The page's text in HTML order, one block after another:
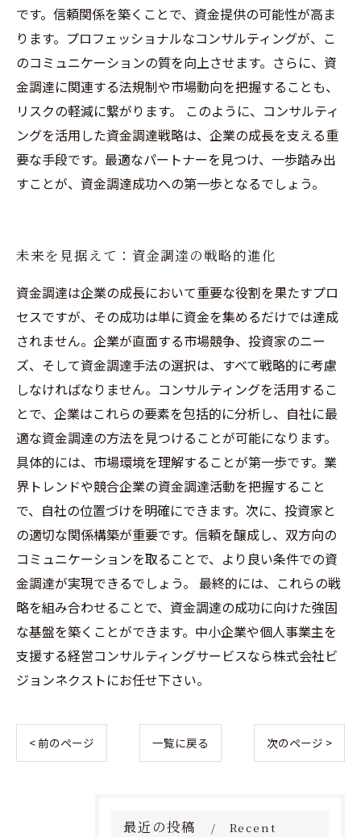
です。信頼関係を築くことで、資金提供の可能性が高ま
ります。プロフェッショナルなコンサルティングが、こ
のコミュニケーションの質を向上させます。さらに、資
金調達に関連する法規制や市場動向を把握することも、
リスクの軽減に繋がります。 このように、コンサルティ
ングを活用した資金調達戦略は、企業の成長を支える重
要な手段です。最適なパートナーを見つけ、一歩踏み出
すことが、資金調達成功への第一歩となるでしょう。
未来を見据えて：資金調達の戦略的進化
資金調達は企業の成長において重要な役割を果たすプロ
セスですが、その成功は単に資金を集めるだけでは達成
されません。企業が直面する市場競争、投資家のニー
ズ、そして資金調達手法の選択は、すべて戦略的に考慮
しなければなりません。コンサルティングを活用するこ
とで、企業はこれらの要素を包括的に分析し、自社に最
適な資金調達の方法を見つけることが可能になります。
具体的には、市場環境を理解することが第一歩です。業
界トレンドや競合企業の資金調達活動を把握すること
で、自社の位置づけを明確にできます。次に、投資家と
の適切な関係構築が重要です。信頼を醸成し、双方向の
コミュニケーションを取ることで、より良い条件での資
金調達が実現できるでしょう。 最終的には、これらの戦
略を組み合わせることで、資金調達の成功に向けた強固
な基盤を築くことができます。中小企業や個人事業主を
支援する経営コンサルティングサービスなら株式会社ビ
ジョンネクストにお任せ下さい。
< 前のページ 一覧に戻る 次のページ >
最近の投稿
Recent